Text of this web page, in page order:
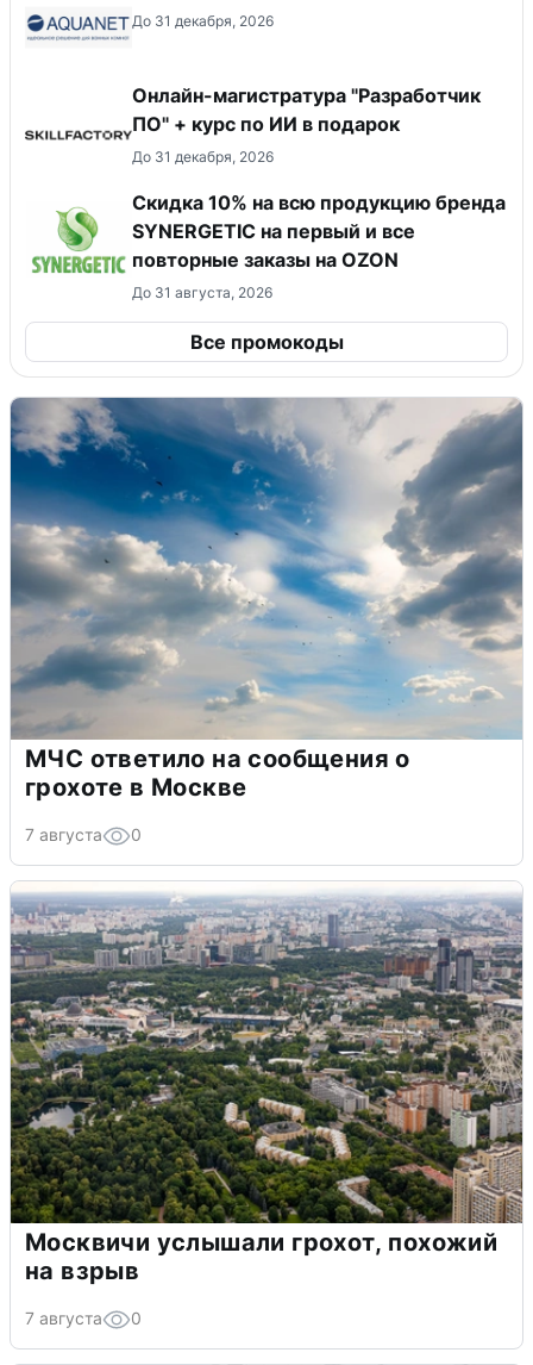
До 31 декабря, 2026
Онлайн-магистратура "Разработчик
ПО" + курс по ИИ в подарок
До 31 декабря, 2026
Скидка 10% на всю продукцию бренда
SYNERGETIC на первый и все
повторные заказы на OZON
До 31 августа, 2026
Все промокоды
МЧС ответило на сообщения о
грохоте в Москве
7 августа 0
Москвичи услышали грохот, похожий
на взрыв
7 августа 0